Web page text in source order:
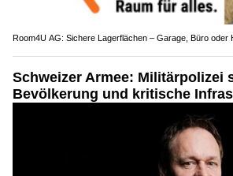
Room4U AG: Sichere Lagerflächen – Garage, Büro oder
Schweizer Armee: Militärpolizei
Bevölkerung und kritische